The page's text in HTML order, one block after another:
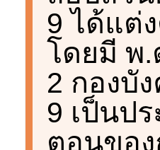
9 ได้แต่
โดยมี พ.
2 กองบั
9 เป็นป
ตอนขอ